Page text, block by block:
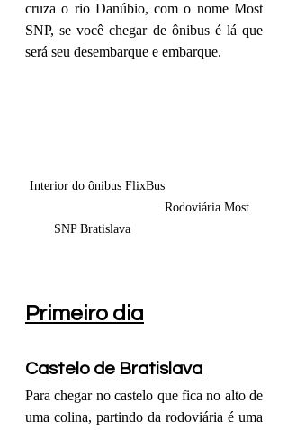
cruza o rio Danúbio, com o nome Most
SNP, se você chegar de ônibus é lá que
será seu desembarque e embarque.
                                    Rodoviária Most
SNP Bratislava
Primeiro dia
Castelo de Bratislava
Para chegar no castelo que fica no alto de
uma colina, partindo da rodoviária é uma